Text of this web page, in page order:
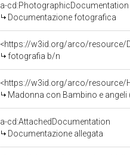
a-cd:PhotographicDocumentation
Documentazione fotografica
<https://w3id.org/arco/resource/
fotografia b/n
<https://w3id.org/arco/resource/
Madonna con Bambino e
a-cd:AttachedDocumentation
Documentazione allegata